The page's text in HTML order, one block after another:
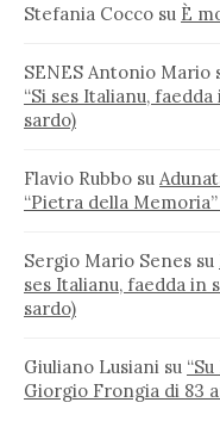
Stefania Cocco su È
SENES Antonio Mario
“Si ses Italianu,
sardo)
Flavio Rubbo su
“Pietra della
Sergio Mario Senes su
ses Italianu, faedda in
sardo)
Giuliano Lusiani su
Giorgio Frongia di 83